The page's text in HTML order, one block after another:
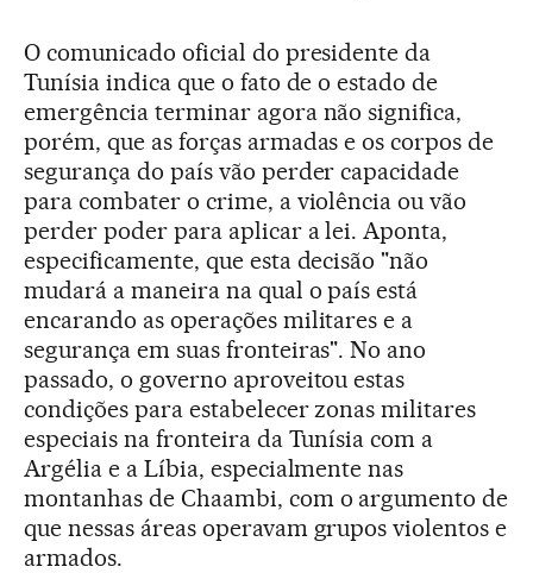
O comunicado oficial do presidente da
Tunísia indica que o fato de o estado de
emergência terminar agora não significa,
porém, que as forças armadas e os corpos de
segurança do país vão perder capacidade
para combater o crime, a violência ou vão
perder poder para aplicar a lei. Aponta,
especificamente, que esta decisão "não
mudará a maneira na qual o país está
encarando as operações militares e a
segurança em suas fronteiras". No ano
passado, o governo aproveitou estas
condições para estabelecer zonas militares
especiais na fronteira da Tunísia com a
Argélia e a Líbia, especialmente nas
montanhas de Chaambi, com o argumento de
que nessas áreas operavam grupos violentos e
armados.